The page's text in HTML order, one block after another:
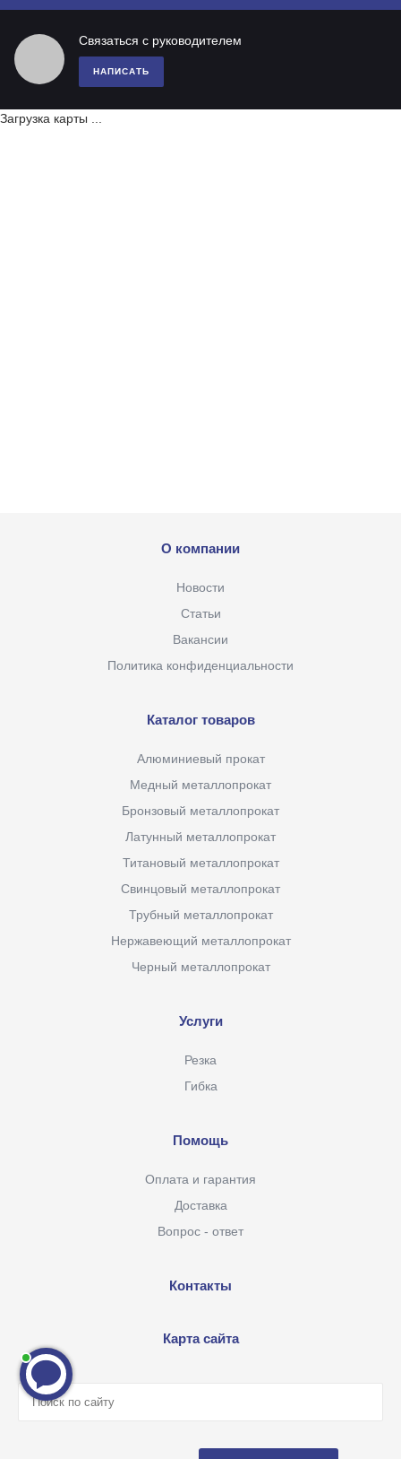
Связаться с руководителем
НАПИСАТЬ
Загрузка карты ...
О компании
Новости
Статьи
Вакансии
Политика конфиденциальности
Каталог товаров
Алюминиевый прокат
Медный металлопрокат
Бронзовый металлопрокат
Латунный металлопрокат
Титановый металлопрокат
Свинцовый металлопрокат
Трубный металлопрокат
Нержавеющий металлопрокат
Черный металлопрокат
Услуги
Резка
Гибка
Помощь
Оплата и гарантия
Доставка
Вопрос - ответ
Контакты
Карта сайта